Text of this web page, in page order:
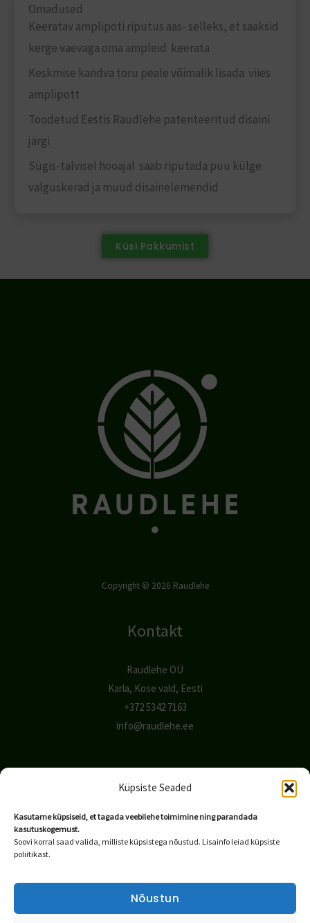
Küpsiste Seaded
Kasutame küpsiseid, et tagada veebilehe toimimine ning parandada
kasutuskogemust.
Soovi korral saad valida, milliste küpsistega nõustud. Lisainfo leiad küpsiste
poliitikast.
Nõustun
Omadused
Keeratav amplipoti riputus aas- selleks, et saaksid
kerge vaevaga oma ampleid keerata
Keskmise kandva toru peale võimalik lisada viies
amplipott
Toodetud Eestis Raudlehe patenteeritud disaini
järgi
Sügis-talvisel hooajal saab riputada puu külge
valguskerad ja muud disainelemendid
Küsi Pakkumist
Copyright © 2026 Raudlehe
Kontakt
Raudlehe OÜ
Karla, Kose vald, Eesti
+372 5342 7163
info@raudlehe.ee
Kiirlingid
Meist